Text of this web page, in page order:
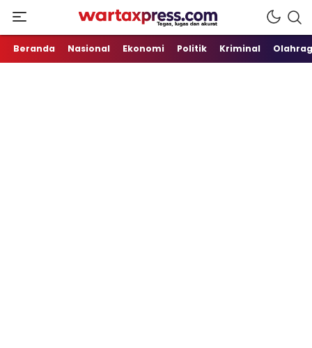
WartaXpress
Tegas, Lugas dan Akurat
Beranda Nasional Ekonomi Politik Kriminal